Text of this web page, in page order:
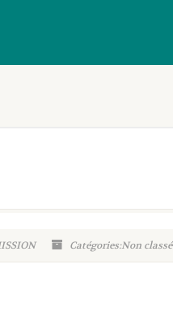
Catégories:Non classé